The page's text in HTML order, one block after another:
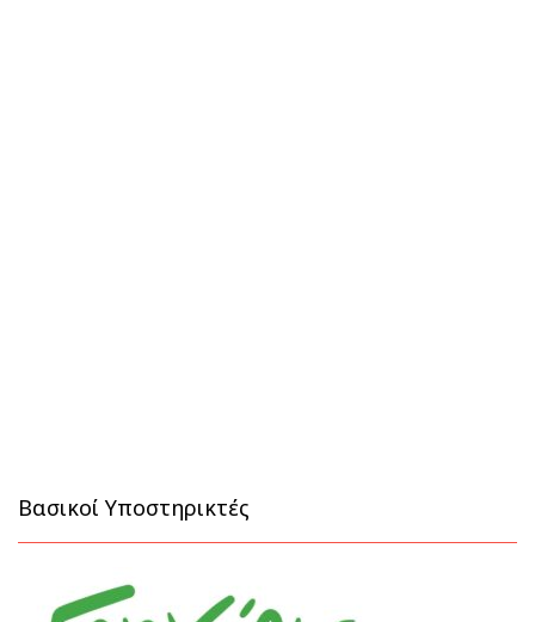
Βασικοί Υποστηρικτές